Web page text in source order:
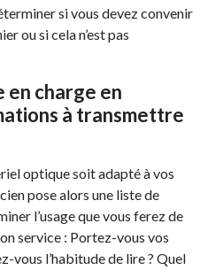
si vous devez convenir
ou si cela n’est pas
en charge en
à transmettre
optique soit adapté à vos
pose alors une liste de
l’usage que vous ferez de
service : Portez-vous vos
vous l’habitude de lire ? Quel